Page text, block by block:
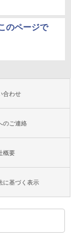
のページで
合わせ
のご連絡
概要
に基づく表示